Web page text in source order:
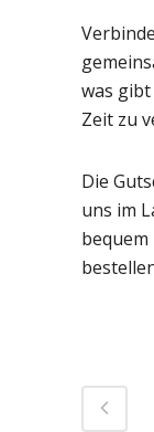
was gibt
Zeit zu
Die
uns im